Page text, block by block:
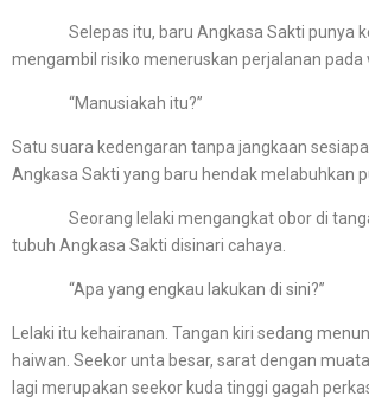
Selepas itu, baru Angkasa Sakti punya
mengambil risiko meneruskan perjalanan pada
“Manusiakah itu?”
Satu suara kedengaran tanpa jangkaan
Angkasa Sakti yang baru hendak melabuhkan
Seorang lelaki mengangkat obor di
tubuh Angkasa Sakti disinari cahaya.
“Apa yang engkau lakukan di sini?”
Lelaki itu kehairanan. Tangan kiri sedang
haiwan. Seekor unta besar, sarat dengan
lagi merupakan seekor kuda tinggi gagah